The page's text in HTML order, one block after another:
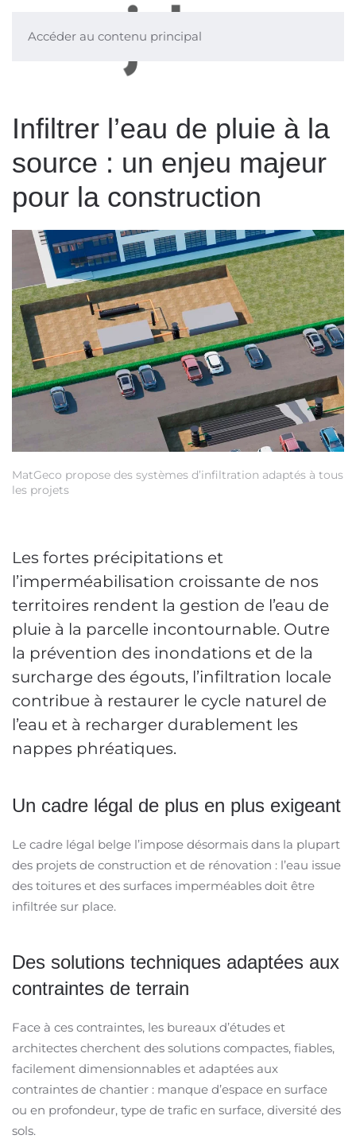
Accéder au contenu principal
Infiltrer l’eau de pluie à la
source : un enjeu majeur
pour la construction
MatGeco propose des systèmes d’infiltration adaptés à tous
les projets
Les fortes précipitations et
l’imperméabilisation croissante de nos
territoires rendent la gestion de l’eau de
pluie à la parcelle incontournable. Outre
la prévention des inondations et de la
surcharge des égouts, l’infiltration locale
contribue à restaurer le cycle naturel de
l’eau et à recharger durablement les
nappes phréatiques.
Un cadre légal de plus en plus exigeant
Le cadre légal belge l’impose désormais dans la plupart
des projets de construction et de rénovation : l’eau issue
des toitures et des surfaces imperméables doit être
infiltrée sur place.
Des solutions techniques adaptées aux
contraintes de terrain
Face à ces contraintes, les bureaux d’études et
architectes cherchent des solutions compactes, fiables,
facilement dimensionnables et adaptées aux
contraintes de chantier : manque d’espace en surface
ou en profondeur, type de trafic en surface, diversité des
sols.